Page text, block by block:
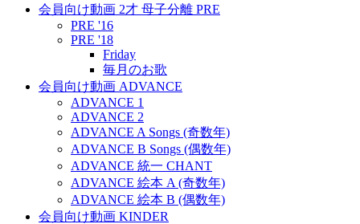
会員向け動画 2才 母子分離 PRE
PRE '16
PRE '18
Friday
毎月のお歌
会員向け動画 ADVANCE
ADVANCE 1
ADVANCE 2
ADVANCE A Songs (奇数年)
ADVANCE B Songs (偶数年)
ADVANCE 統一 CHANT
ADVANCE 絵本 A (奇数年)
ADVANCE 絵本 B (偶数年)
会員向け動画 KINDER